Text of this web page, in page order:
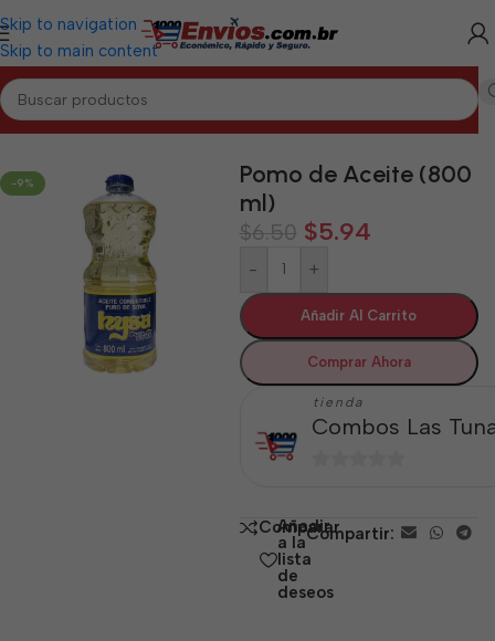
Skip to navigation
Skip to main content
Inicio/LAS TUNAS/Alimentos Varios Las Tunas
-9%
Pomo de Aceite (800
ml)
$6.50 $5.94
- +
Añadir Al Carrito
Comprar Ahora
tienda
Combos Las
5
Comparar
Añadir
a la
lista
de
deseos
Compartir: